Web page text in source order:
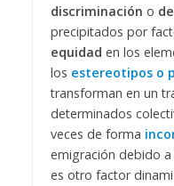
discriminación o
precipitados por
equidad en los
los estereotipos o
transforman en un
determinados
veces de forma
emigración debido
es otro factor